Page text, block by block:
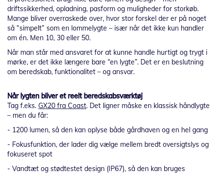
driftssikkerhed, opladning, pasform og muligheder for storkøb.
Mange bliver overraskede over, hvor stor forskel der er på noget
så “simpelt” som en lommelygte – især når det ikke kun handler
om én. Men 10, 30 eller 50.
Når man står med ansvaret for at kunne handle hurtigt og trygt i
mørke, er det ikke længere bare “en lygte”. Det er en beslutning
om beredskab, funktionalitet – og ansvar.
Når lygten bliver et reelt beredskabsværktøj
Tag f.eks. GX20 fra Coast. Det ligner måske en klassisk håndlygte
– men du får:
- 1200 lumen, så den kan oplyse både gårdhaven og en hel gang
- Fokusfunktion, der lader dig vælge mellem bredt oversigtslys og
fokuseret spot
- Vandtæt og stødtestet design (IP67), så den kan bruges